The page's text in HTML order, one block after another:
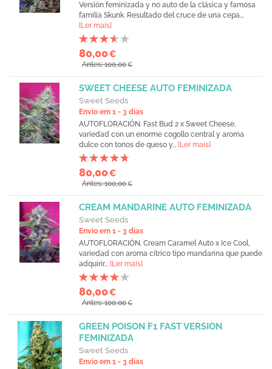
Versión feminizada y no auto de la clásica y famosa
familia Skunk. Resultado del cruce de una cepa...
[Ler mais]
80,00€
Antes: 100,00€
SWEET CHEESE AUTO FEMINIZADA
Sweet Seeds
Envio em 1 - 3 dias
AUTOFLORACIÓN. Fast Bud 2 x Sweet Cheese,
variedad con un enorme cogollo central y aroma
dulce con tonos de queso y... [Ler mais]
80,00€
Antes: 100,00€
CREAM MANDARINE AUTO FEMINIZADA
Sweet Seeds
Envio em 1 - 3 dias
AUTOFLORACIÓN. Cream Caramel Auto x Ice Cool,
variedad con aroma cítrico tipo mandarina que puede
adquirir... [Ler mais]
80,00€
Antes: 100,00€
GREEN POISON F1 FAST VERSION
FEMINIZADA
Sweet Seeds
Envio em 1 - 3 dias